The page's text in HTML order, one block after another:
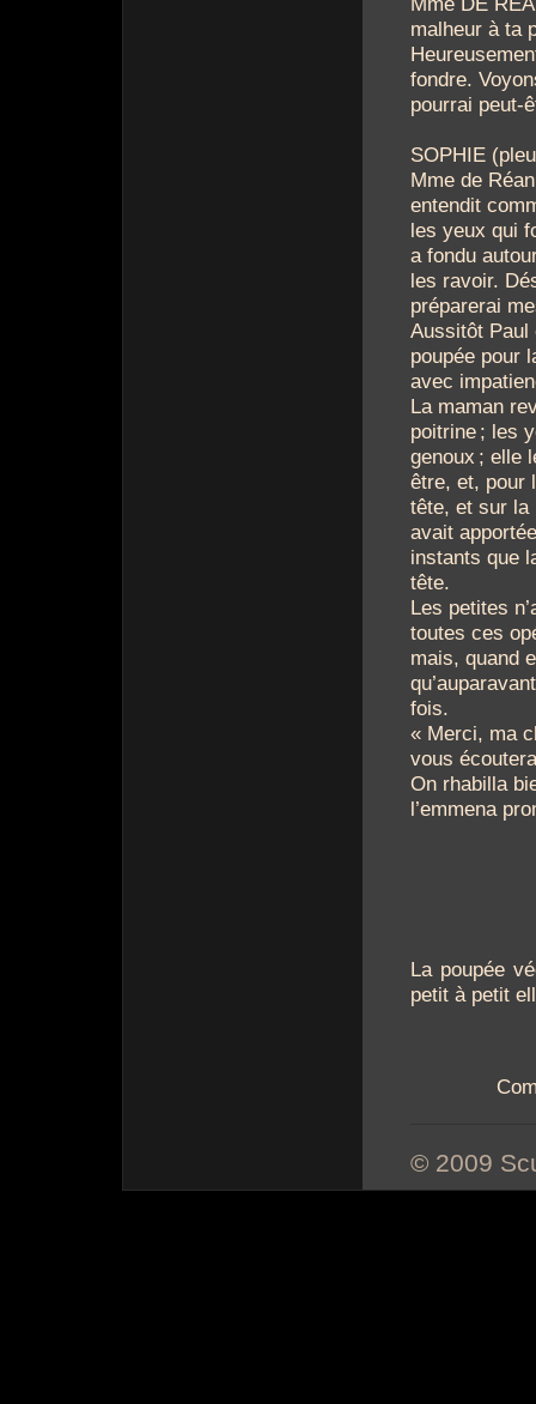
malheur à ta
fondre.
pourrai peut-
SOPHIE
Mme de
entendit
les yeux qui
a fondu
les ravoir.
préparerai
Aussitôt
poupée pour
avec
La maman
poitrine ; les
genoux ; elle
être, et, pour
tête, et sur la
avait
instants que
tête.
Les petites
toutes ces
mais, quand
fois.
« Merci, ma
vous
On rhabilla
l’emmena
La poupée
petit à petit
© 2009